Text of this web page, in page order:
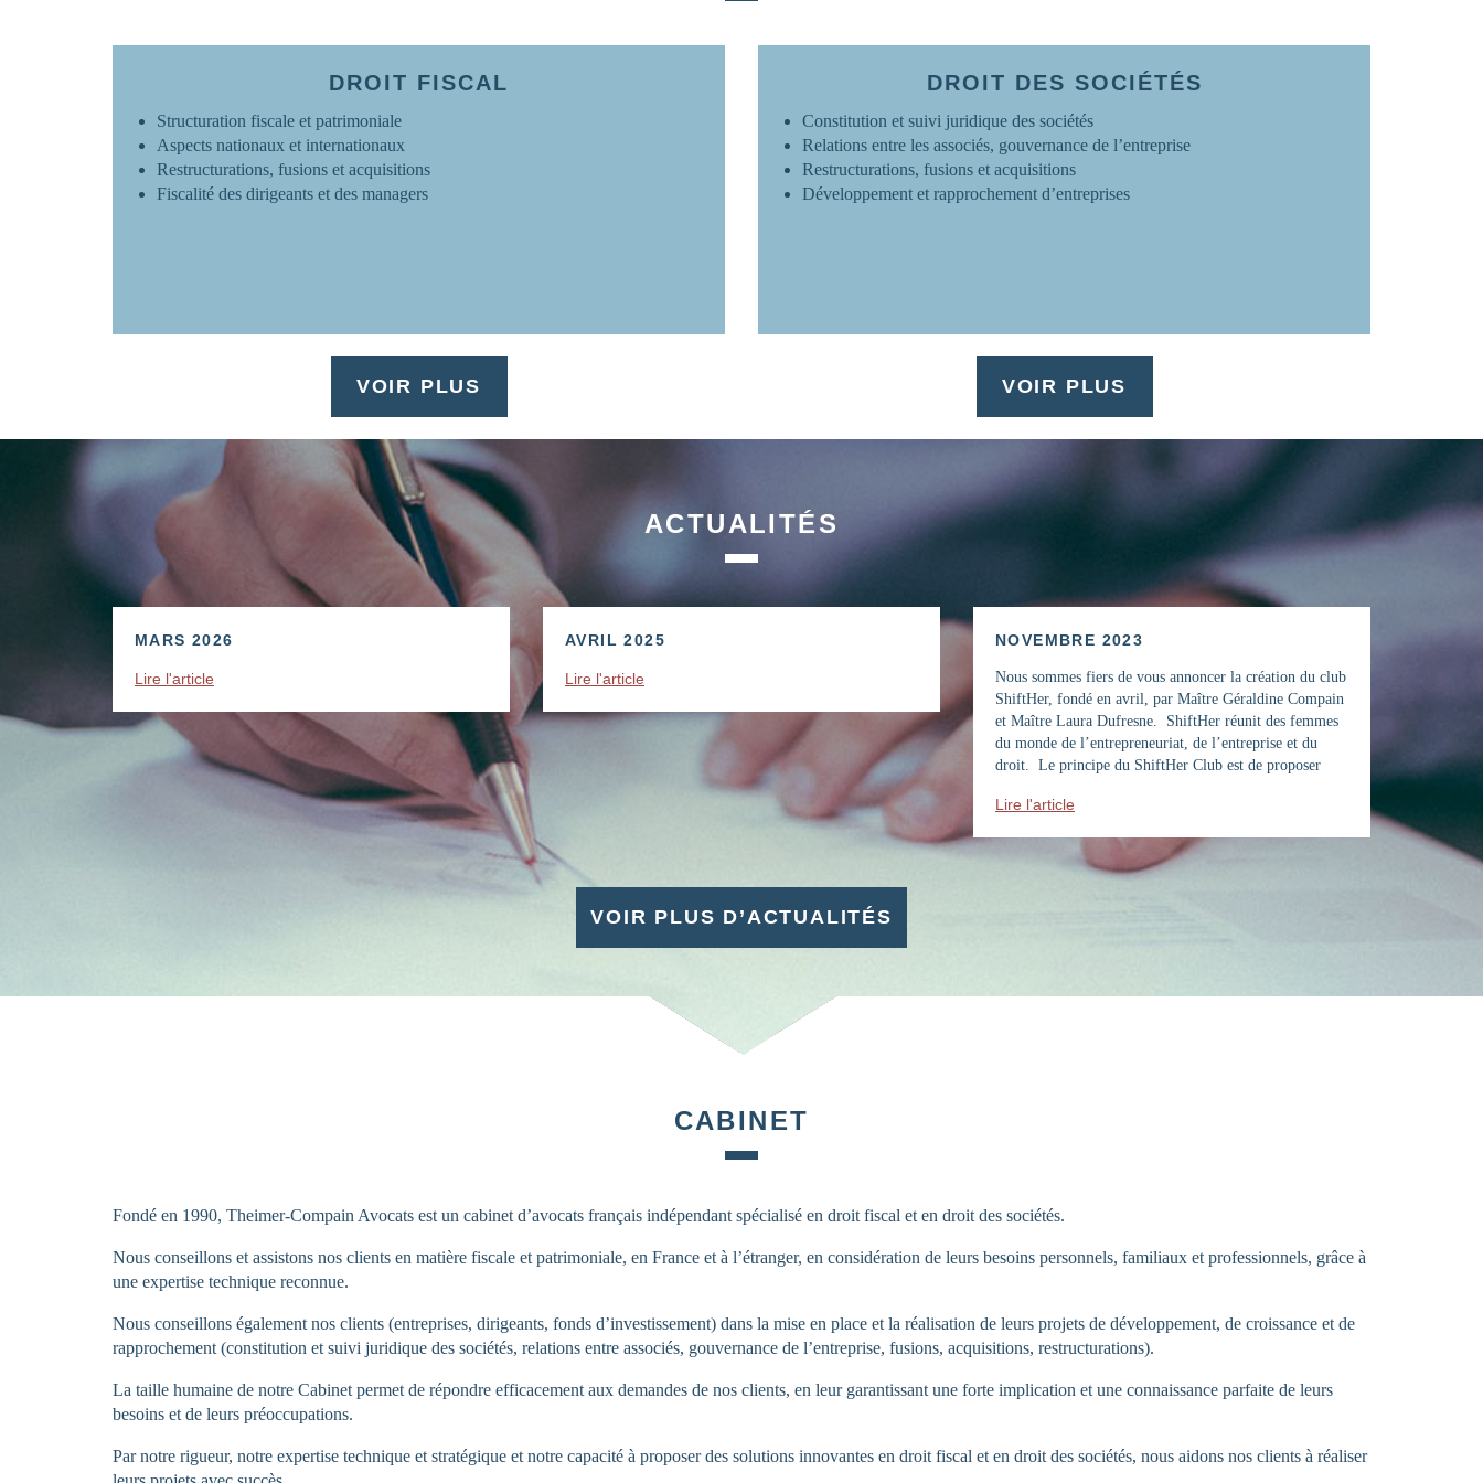
DROIT FISCAL
Structuration fiscale et patrimoniale
Aspects nationaux et internationaux
Restructurations, fusions et acquisitions
Fiscalité des dirigeants et des managers
VOIR PLUS
DROIT DES SOCIÉTÉS
Constitution et suivi juridique des sociétés
Relations entre les associés, gouvernance de l’entreprise
Restructurations, fusions et acquisitions
Développement et rapprochement d’entreprises
VOIR PLUS
ACTUALITÉS
MARS 2026
Lire l'article
AVRIL 2025
Lire l'article
NOVEMBRE 2023
Nous sommes fiers de vous annoncer la création du club
ShiftHer, fondé en avril, par Maître Géraldine Compain
et Maître Laura Dufresne. ShiftHer réunit des femmes
du monde de l’entrepreneuriat, de l’entreprise et du
droit. Le principe du ShiftHer Club est de proposer
soirées, des conférences, des […]
Lire l'article
VOIR PLUS D’ACTUALITÉS
CABINET
Fondé en 1990, Theimer-Compain Avocats est un cabinet d’avocats français indépendant spécialisé en droit fiscal et en droit des sociétés.
Nous conseillons et assistons nos clients en matière fiscale et patrimoniale, en France et à l’étranger, en considération de leurs besoins personnels, familiaux et professionnels, grâce à
une expertise technique reconnue.
Nous conseillons également nos clients (entreprises, dirigeants, fonds d’investissement) dans la mise en place et la réalisation de leurs projets de développement, de croissance et de
rapprochement (constitution et suivi juridique des sociétés, relations entre associés, gouvernance de l’entreprise, fusions, acquisitions, restructurations).
La taille humaine de notre Cabinet permet de répondre efficacement aux demandes de nos clients, en leur garantissant une forte implication et une connaissance parfaite de leurs
besoins et de leurs préoccupations.
Par notre rigueur, notre expertise technique et stratégique et notre capacité à proposer des solutions innovantes en droit fiscal et en droit des sociétés, nous aidons nos clients à réaliser
www.ovh.com